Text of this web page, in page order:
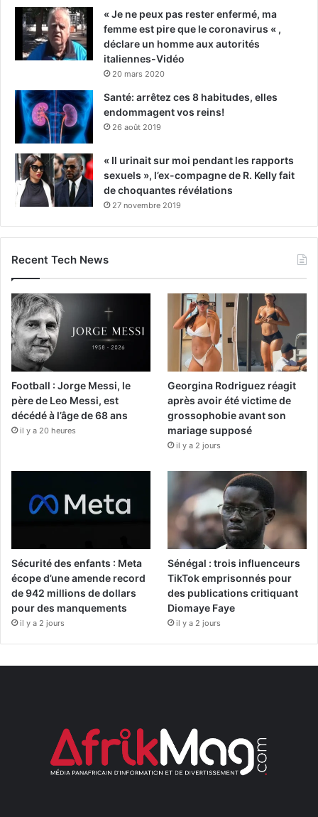
« Je ne peux pas rester enfermé, ma
femme est pire que le coronavirus « ,
déclare un homme aux autorités
italiennes-Vidéo
20 mars 2020
Santé: arrêtez ces 8 habitudes, elles
endommagent vos reins!
26 août 2019
« Il urinait sur moi pendant les rapports
sexuels », l’ex-compagne de R. Kelly fait
de choquantes révélations
27 novembre 2019
Recent Tech News
Football : Jorge Messi, le
père de Leo Messi, est
décédé à l’âge de 68 ans
il y a 20 heures
Georgina Rodriguez réagit
après avoir été victime de
grossophobie avant son
mariage supposé
il y a 2 jours
Sécurité des enfants : Meta
écope d’une amende record
de 942 millions de dollars
pour des manquements
il y a 2 jours
Sénégal : trois influenceurs
TikTok emprisonnés pour
des publications critiquant
Diomaye Faye
il y a 2 jours